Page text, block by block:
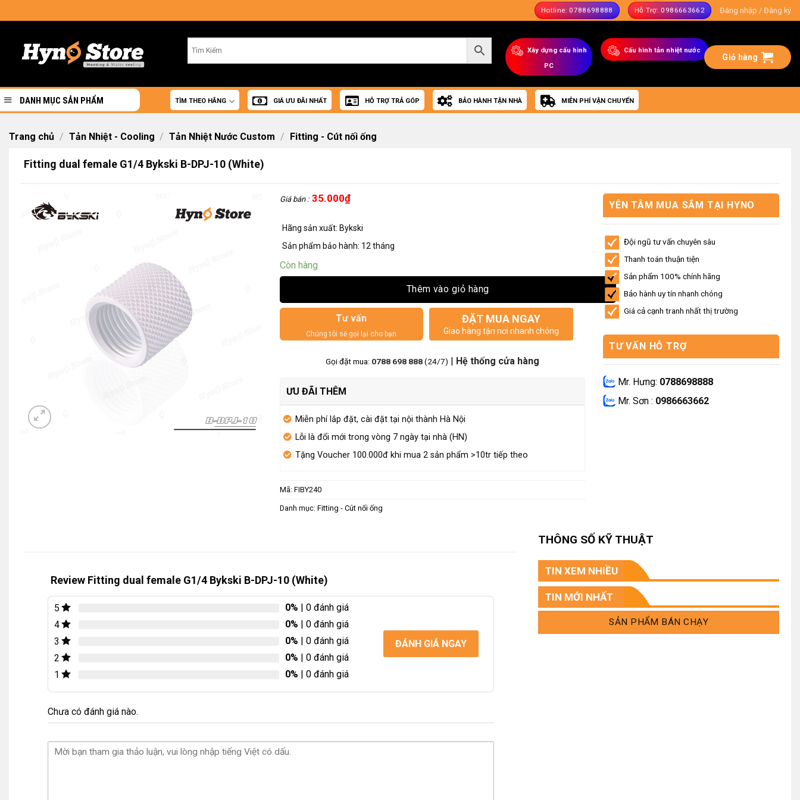
to
Hotline: 0788698888 Hỗ Trợ: 0986663662 Đăng nhập / Đăng ký
Xây dựng cấu hình
PC
Cấu hình tản nhiệt nước
Giỏ hàng
DANH MỤC SẢN PHẨM TÌM THEO HÃNG GIÁ ƯU ĐÃI NHẤT HỖ TRỢ TRẢ GÓP BẢO HÀNH TẬN NHÀ MIỄN PHÍ VẬN CHUYỂN
Trang chủ / Tản Nhiệt - Cooling / Tản Nhiệt Nước Custom / Fitting - Cút nối ống
Fitting dual female G1/4 Bykski B-DPJ-10 (White)
Giá bán : 35.000₫
Hãng sản xuất: Bykski
Sản phẩm bảo hành: 12 tháng
Còn hàng
Thêm vào giỏ hàng
Tư vấn
Chúng tôi sẽ gọi lại cho bạn
ĐẶT MUA NGAY
Giao hàng tận nơi nhanh chóng
Gọi đặt mua: 0788 698 888(24/7) | Hệ thống cửa hàng
ƯU ĐÃI THÊM
Miễn phí lắp đặt, cài đặt tại nội thành Hà Nội
Lỗi là đổi mới trong vòng 7 ngày tại nhà (HN)
Tặng Voucher 100.000đ khi mua 2 sản phẩm >10tr tiếp theo
Mã: FIBY240
Danh mục: Fitting - Cút nối ống
YÊN TÂM MUA SẮM TẠI HYNO
Đội ngũ tư vấn chuyên sâu
Thanh toán thuận tiện
Sản phẩm 100% chính hãng
Bảo hành uy tín nhanh chóng
Giá cả cạnh tranh nhất thị trường
TƯ VẤN HỖ TRỢ
Mr. Hưng: 0788698888
Mr. Sơn : 0986663662
Review Fitting dual female G1/4 Bykski B-DPJ-10 (White)
5 0% | 0 đánh giá
4
0% | 0 đánh giá
3
0% | 0 đánh giá
2
0% | 0 đánh giá
1
0% | 0 đánh giá
ĐÁNH GIÁ NGAY
Chưa có đánh giá nào.
THÔNG SỐ KỸ THUẬT
TIN XEM NHIỀU
TIN MỚI NHẤT
SẢN PHẨM BÁN CHẠY